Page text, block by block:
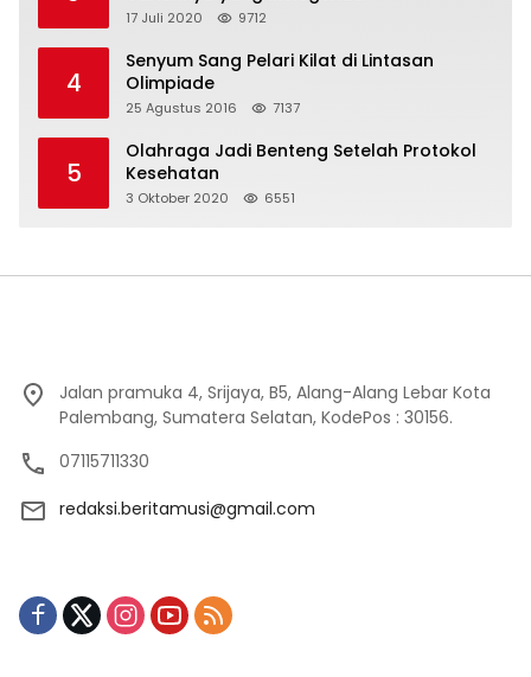
17 Juli 2020 9712
4
Senyum Sang Pelari Kilat di Lintasan
Olimpiade
25 Agustus 2016 7137
5
Olahraga Jadi Benteng Setelah Protokol
Kesehatan
3 Oktober 2020 6551
Jalan pramuka 4, Srijaya, B5, Alang-Alang Lebar Kota
Palembang, Sumatera Selatan, KodePos : 30156.
07115711330
redaksi.beritamusi@gmail.com